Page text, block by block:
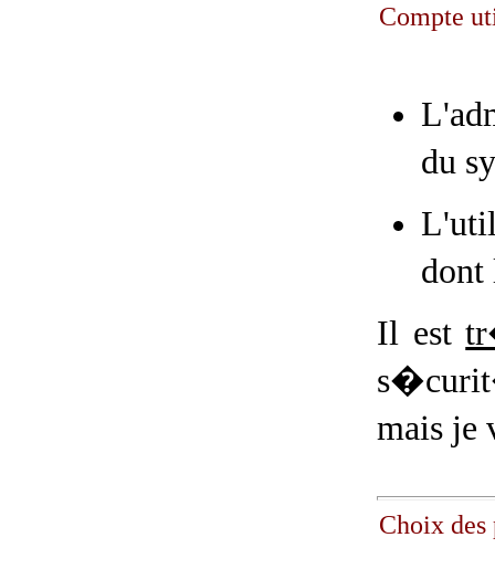
Compte
du
Il est
mais je
Choix des